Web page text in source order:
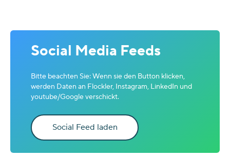
Social Media Feeds
Bitte beachten Sie: Wenn sie den Button klicken,
werden Daten an Flockler, Instagram, LinkedIn und
youtube/Google verschickt.
Social Feed laden